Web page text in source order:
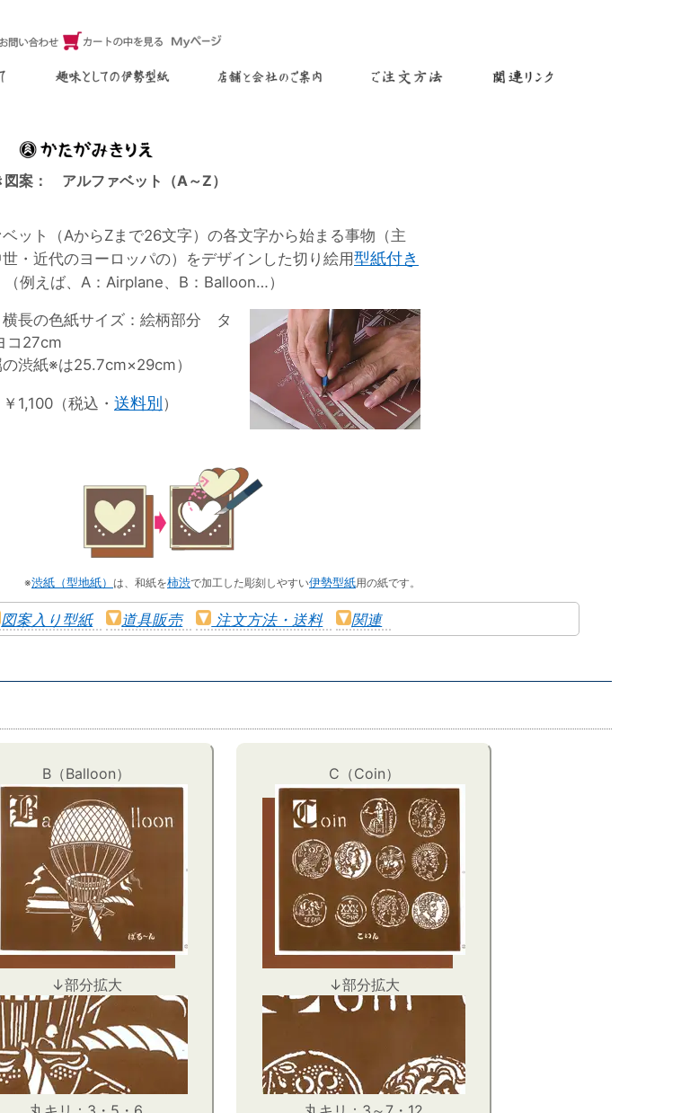
図案： アルファベット（A～Z）
ット（AからZまで26文字）の各文字から始まる事物（主
・近代のヨーロッパの）をデザインした切り絵用型紙付き
（例えば、A：Airplane、B：Balloon…）
長の色紙サイズ：絵柄部分 タ
コ27cm
紙※は25.7cm×29cm）
（税込・ 送料別）
※渋紙（型地紙） は、和紙を柿渋で加工した彫刻しやすい伊勢型紙用の紙です。
図案入り型紙 道具販売 注文方法・送料 関連
B（Balloon）
↓部分拡大
C（Coin）
↓部分拡大